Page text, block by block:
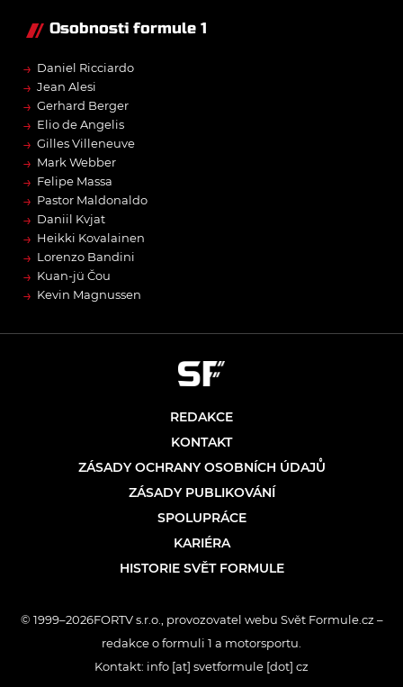
Osobnosti formule 1
→ Daniel Ricciardo
→ Jean Alesi
→ Gerhard Berger
→ Elio de Angelis
→ Gilles Villeneuve
→ Mark Webber
→ Felipe Massa
→ Pastor Maldonaldo
→ Daniil Kvjat
→ Heikki Kovalainen
→ Lorenzo Bandini
→ Kuan-jü Čou
→ Kevin Magnussen
REDAKCE
KONTAKT
ZÁSADY OCHRANY OSOBNÍCH ÚDAJŮ
ZÁSADY PUBLIKOVÁNÍ
SPOLUPRÁCE
KARIÉRA
HISTORIE SVĚT FORMULE
© 1999–2026FORTV s.r.o., provozovatel webu Svět Formule.cz –
redakce o formuli 1 a motorsportu.
Kontakt: info [at] svetformule [dot] cz